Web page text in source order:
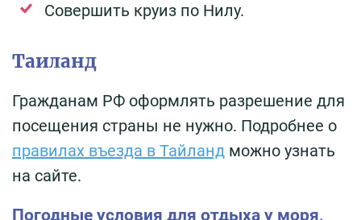
Совершить круиз по Нилу.
Таиланд
Гражданам РФ оформлять разрешение для
посещения страны не нужно. Подробнее о
правилах въезда в Тайланд можно узнать
на сайте.
Погодные условия для отдыха у моря,